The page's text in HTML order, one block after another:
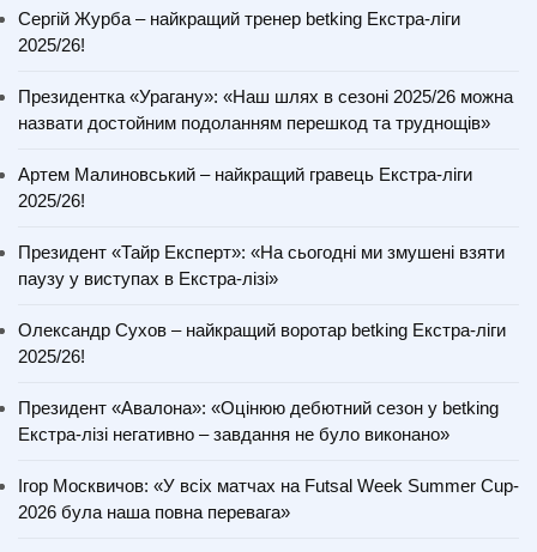
Сергій Журба – найкращий тренер betking Екстра-ліги
2025/26!
Президентка «Урагану»: «Наш шлях в сезоні 2025/26 можна
назвати достойним подоланням перешкод та труднощів»
Артем Малиновський – найкращий гравець Екстра-ліги
2025/26!
Президент «Тайр Експерт»: «На сьогодні ми змушені взяти
паузу у виступах в Екстра-лізі»
Олександр Сухов – найкращий воротар betking Екстра-ліги
2025/26!
Президент «Авалона»: «Оцінюю дебютний сезон у betking
Екстра-лізі негативно – завдання не було виконано»
Ігор Москвичов: «У всіх матчах на Futsal Week Summer Cup-
2026 була наша повна перевага»